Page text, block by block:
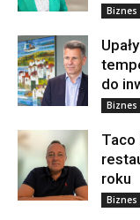
do
Taco
roku